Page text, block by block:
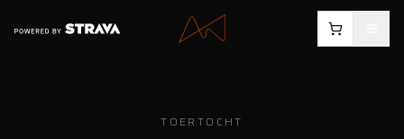
TOERTOCHT